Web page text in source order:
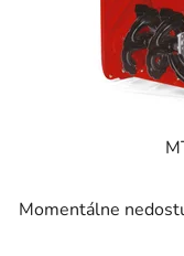
Momentálne